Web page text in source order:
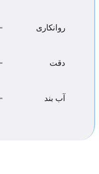
روانکاری
دقت
آب بند